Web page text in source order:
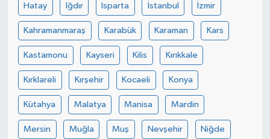
Hatay Iğdır Isparta İstanbul İzmir
Kahramanmaraş Karabük Karaman Kars
Kastamonu Kayseri Kilis Kırıkkale
Kırklareli Kırşehir Kocaeli Konya
Kütahya Malatya Manisa Mardin
Mersin Muğla Muş Nevşehir Niğde